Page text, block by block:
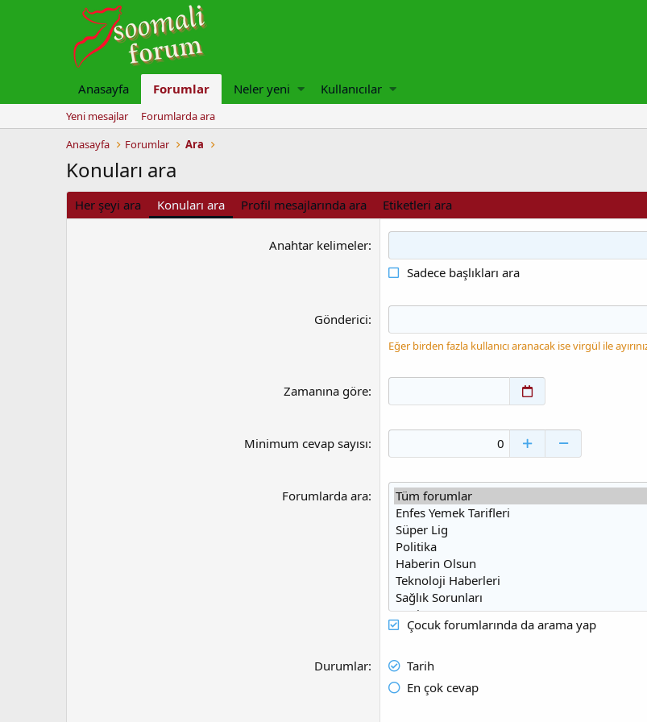
Anasayfa Forumlar Neler yeni Kullanıcılar
Yeni mesajlar
Forumlarda ara
Anasayfa
Forumlar Ara
Konuları ara
Her şeyi ara Konuları ara Profil mesajlarında ara Etiketleri ara
Anahtar kelimeler
Sadece başlıkları ara
Gönderici
Eğer birden fazla kullanıcı aranacak ise virgül ile
Zamanına göre
Minimum cevap sayısı
Forumlarda ara
Çocuk forumlarında da arama yap
Durumlar
Tarih
En çok cevap